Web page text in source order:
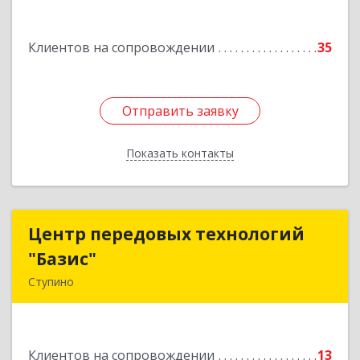
Клиентов на сопровождении 35
Отправить заявку
Показать контакты
Отправить заявку
Назад
Центр передовых технологий
"Базис"
Ступино
Клиентов на сопровождении
13
Центр передовых технологий
Подробнее